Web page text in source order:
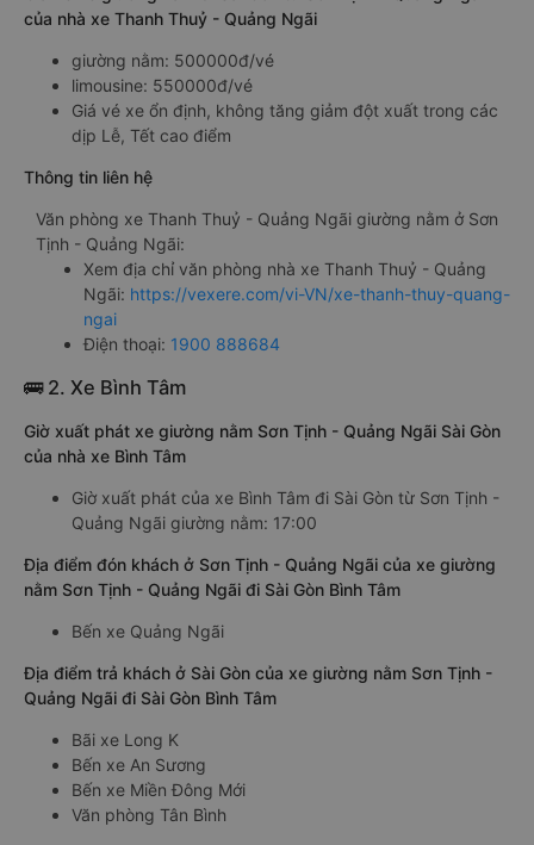
của nhà xe Thanh Thuỷ - Quảng Ngãi
giường nằm: 500000đ/vé
limousine: 550000đ/vé
Giá vé xe ổn định, không tăng giảm đột xuất trong các
dịp Lễ, Tết cao điểm
Thông tin liên hệ
Văn phòng xe Thanh Thuỷ - Quảng Ngãi giường nằm ở Sơn
Tịnh - Quảng Ngãi:
Xem địa chỉ văn phòng nhà xe Thanh Thuỷ - Quảng
Ngãi: https://vexere.com/vi-VN/xe-thanh-thuy-quang-
ngai
Điện thoại: 1900 888684
🚌 2. Xe Bình Tâm
Giờ xuất phát xe giường nằm Sơn Tịnh - Quảng Ngãi Sài Gòn
của nhà xe Bình Tâm
Giờ xuất phát của xe Bình Tâm đi Sài Gòn từ Sơn Tịnh -
Quảng Ngãi giường nằm: 17:00
Địa điểm đón khách ở Sơn Tịnh - Quảng Ngãi của xe giường
nằm Sơn Tịnh - Quảng Ngãi đi Sài Gòn Bình Tâm
Bến xe Quảng Ngãi
Địa điểm trả khách ở Sài Gòn của xe giường nằm Sơn Tịnh -
Quảng Ngãi đi Sài Gòn Bình Tâm
Bãi xe Long K
Bến xe An Sương
Bến xe Miền Đông Mới
Văn phòng Tân Bình